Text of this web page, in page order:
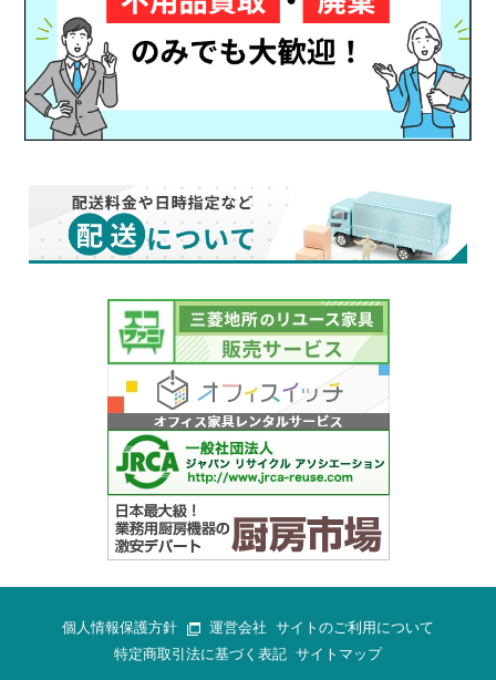
個人情報保護方針 運営会社 サイトのご利用について
特定商取引法に基づく表記 サイトマップ